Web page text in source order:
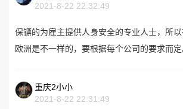
2021-8-22 22:32:49
保镖的为雇主提供人身安全的专业人士，所
欧洲是不一样的，要根据每个公司的要求而定
重庆2小小
2021-8-22 22:31:49